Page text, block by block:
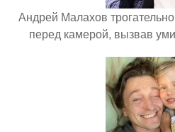
Андрей Малахов
перед камерой, вызвав